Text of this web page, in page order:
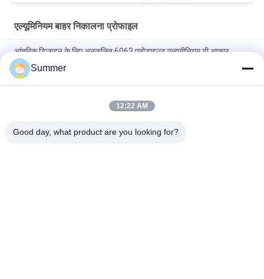
एल्यूमिनियम बाहर निकालना प्रोफाइल
आंतरिक डिजाइन के लिए अनुकूलित 6063 एनोडाइज्ड एल्यूमीनियम टी आकार
संक्रमण टाइल ट्रिम
निर्माण एल्युमीनियम डोर प्रोफाइल स्लाइडिंग ग्लास डोर एक्सट्रूज़न स्लिम प्रोफाइल
फर्नीचर सजावट के लिए 6063 पाउडर कोटिंग लकड़ी अनाज एल्यूमीनियम वर्ग ट्यूब
Summer
12:22 AM
Good day, what product are you looking for?